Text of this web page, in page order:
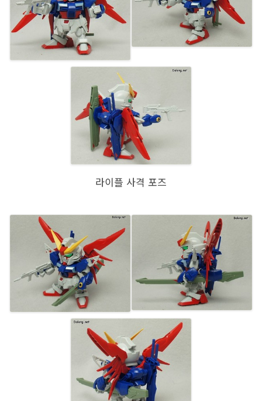
라이플 사격 포즈